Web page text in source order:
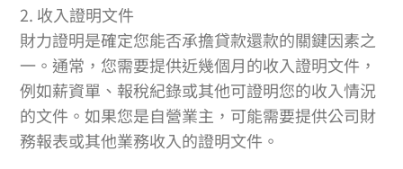
2. 收入證明文件
財力證明是確定您能否承擔貸款還款的關鍵因素之
一。通常，您需要提供近幾個月的收入證明文件，
例如薪資單、報稅紀錄或其他可證明您的收入情況
的文件。如果您是自營業主，可能需要提供公司財
務報表或其他業務收入的證明文件。